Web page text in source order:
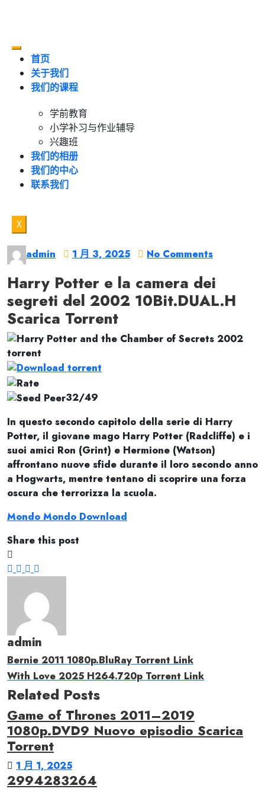
首页
关于我们
我们的课程
学前教育
小学补习与作业辅导
兴趣班
我们的相册
我们的中心
联系我们
X
admin 1 月 3, 2025 No Comments
Harry Potter e la camera dei
segreti del 2002 10Bit.DUAL.H
Scarica Torrent
32/49
In questo secondo capitolo della serie di Harry
Potter, il giovane mago Harry Potter (Radcliffe) e i
suoi amici Ron (Grint) e Hermione (Watson)
affrontano nuove sfide durante il loro secondo anno
a Hogwarts, mentre tentano di scoprire una forza
oscura che terrorizza la scuola.
Mondo Mondo Download
Share this post
admin
Bernie 2011 1080p.BluRay Torrent Link
With Love 2025 H264.720p Torrent Link
Related Posts
Game of Thrones 2011–2019
1080p.DVD9 Nuovo episodio Scarica
Torrent
1 月 1, 2025
2994283264